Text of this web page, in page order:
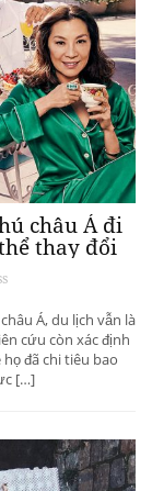
châu Á đi
thay đổi
Á, du lịch vẫn là
cứu còn xác định
đã chi tiêu bao
[…]